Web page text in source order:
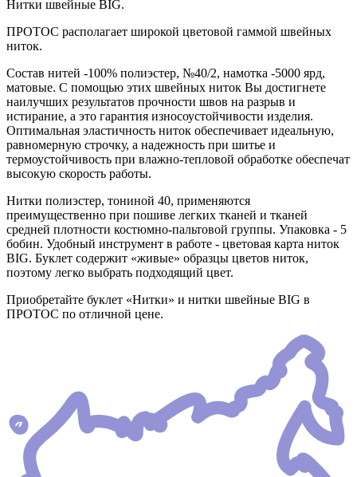
Нитки швейные BIG.
ПРОТОС располагает широкой цветовой гаммой швейных
ниток.
Состав нитей -100% полиэстер, №40/2, намотка -5000 ярд,
матовые. С помощью этих швейных ниток Вы достигнете
наилучших результатов прочности швов на разрыв и
истирание, а это гарантия износоустойчивости изделия.
Оптимальная эластичность ниток обеспечивает идеальную,
равномерную строчку, а надежность при шитье и
термоустойчивость при влажно-тепловой обработке обеспечат
высокую скорость работы.
Нитки полиэстер, тониной 40, применяются
преимущественно при пошиве легких тканей и тканей
средней плотности костюмно-пальтовой группы. Упаковка - 5
бобин. Удобный инструмент в работе - цветовая карта ниток
BIG. Буклет содержит «живые» образцы цветов ниток,
поэтому легко выбрать подходящий цвет.
Приобретайте буклет «Нитки» и нитки швейные BIG в
ПРОТОС по отличной цене.